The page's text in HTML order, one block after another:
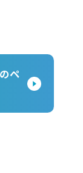
ペ